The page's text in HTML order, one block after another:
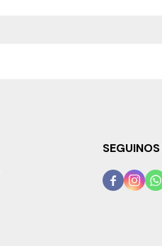
SEGUINOS
  